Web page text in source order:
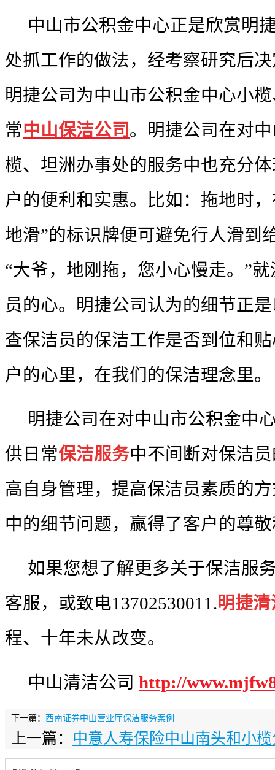
中山市公积金中心正是欣赏明
处抓工作的做法，经考察研究后
明捷公司为中山市公积金中心小
常中山保洁公司。明捷公司在对
榄、坦洲办事处的服务中也充分
户的便利和实惠。比如：拖地时
地滑”的标识牌便可避免行人滑到
“大爷，地刚拖，您小心慢走。”
员的心。明捷公司认为的细节正
查保洁员的保洁工作是否到位和
户的心里，在我们的保洁理念里。
明捷公司在对中山市公积金中
供日常保洁服务中不间断对保洁
高自身管理，提高保洁员素质的
中的细节问题，赢得了客户的尊
如果您想了解更多关于保洁服
客服，或致电13702530011.明捷清
程、十年未从改变。
中山清洁公司http://
下一篇： 西南证券中山营业厅保洁服务案例
上一篇： 中意人寿保险中山南头和小